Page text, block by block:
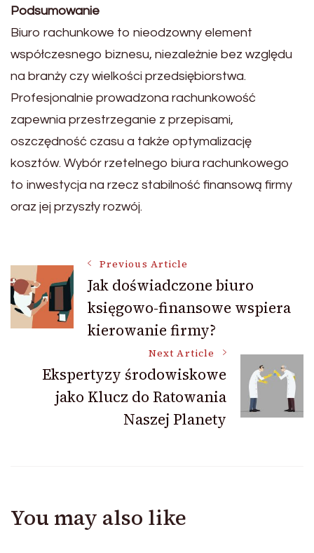
Podsumowanie
Biuro rachunkowe to nieodzowny element
współczesnego biznesu, niezależnie bez względu
na branży czy wielkości przedsiębiorstwa.
Profesjonalnie prowadzona rachunkowość
zapewnia przestrzeganie z przepisami,
oszczędność czasu a także optymalizację
kosztów. Wybór rzetelnego biura rachunkowego
to inwestycja na rzecz stabilność finansową firmy
oraz jej przyszły rozwój.
Post
Navigation
Previous Article
Jak doświadczone biuro
księgowo-finansowe wspiera
kierowanie firmy?
Next Article
Ekspertyzy środowiskowe
jako Klucz do Ratowania
Naszej Planety
You may also like